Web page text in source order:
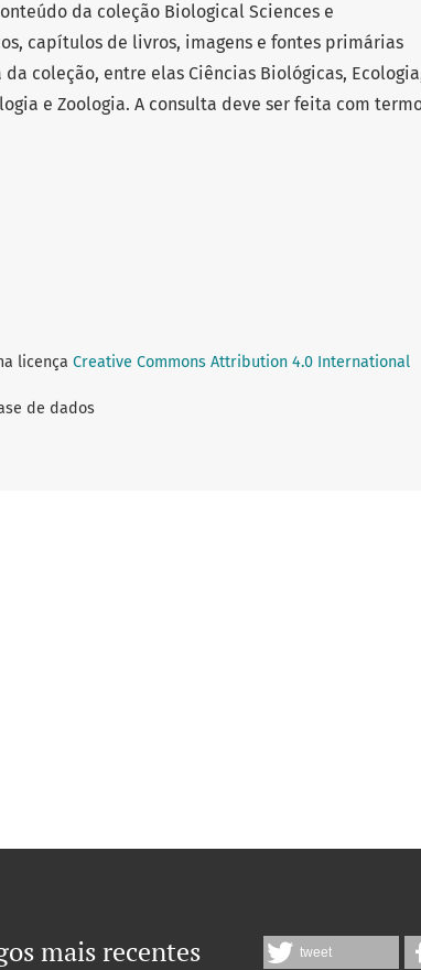
da coleção Biological Sciences e
capítulos de livros, imagens e fontes primárias
coleção, entre elas Ciências Biológicas,
e Zoologia. A consulta deve ser feita com
licença Creative Commons Attribution 4.0 International
de dados
mais recentes tweet